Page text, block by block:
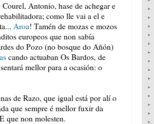
Antonio, hase de achegar e
como lle vai a el e
Aroa! Tamén de mozas e mozos
europeos que non sabía
do Pozo (no bosque do Añón)
cando actuaban Os Bardos, de
mellor para a ocasión: o
de Razo, que igual está por alí o
que sempre é mellor fuxir da
que non molesten.